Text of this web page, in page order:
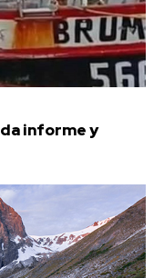
informe y